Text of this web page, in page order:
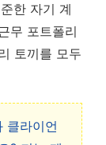
한 자기 계
무 포트폴리
토끼를 모두
클라이언